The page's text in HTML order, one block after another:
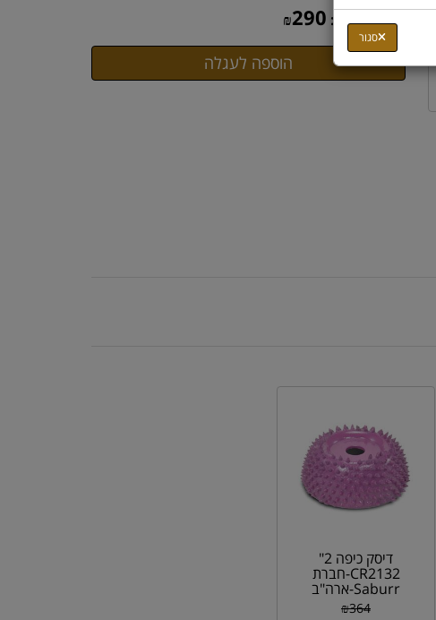
מחיר מבצע: ₪290
דיסק כיפה 2"
CR2132-חברת
Saburr-ארה"ב
₪364
סגור